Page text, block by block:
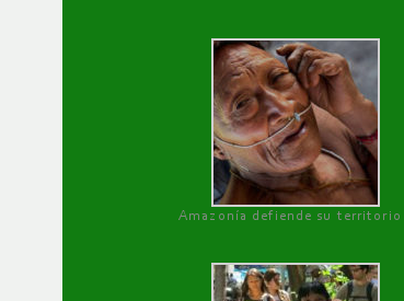
Amazonía defiende su territorio